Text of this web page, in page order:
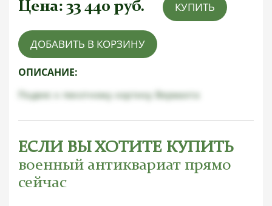
Цена: 33 440 руб. КУПИТЬ
ДОБАВИТЬ В КОРЗИНУ
ОПИСАНИЕ:
Подвес к пехотному кортику Вермахта
ЕСЛИ ВЫ ХОТИТЕ КУПИТЬ
военный антиквариат прямо
сейчас